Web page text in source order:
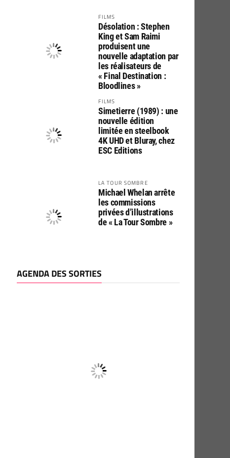
FILMS
Désolation : Stephen
King et Sam Raimi
produisent une
nouvelle adaptation par
les réalisateurs de
« Final Destination :
Bloodlines »
FILMS
Simetierre (1989) : une
nouvelle édition
limitée en steelbook
4K UHD et Bluray, chez
ESC Editions
LA TOUR SOMBRE
Michael Whelan arrête
les commissions
privées d’illustrations
de « La Tour Sombre »
AGENDA DES SORTIES